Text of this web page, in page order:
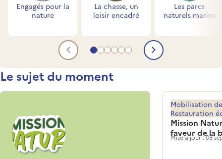
Aller au contenu 1
Aller au contenu 2
Aller au contenu 3
Aller au contenu 4
Aller au contenu 5
Aller au contenu 6
Engagés pour la
nature
La chasse, un
loisir encadré
Les parcs
naturels marins
Contenu précédentContenu
Titre
Le sujet du moment
Mission
faveur de la
Mobilisation
Restauration
Mise à jour : 03